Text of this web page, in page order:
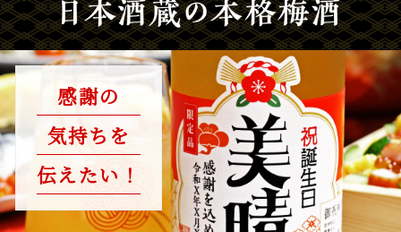
感謝の
気持ちを
伝えたい！